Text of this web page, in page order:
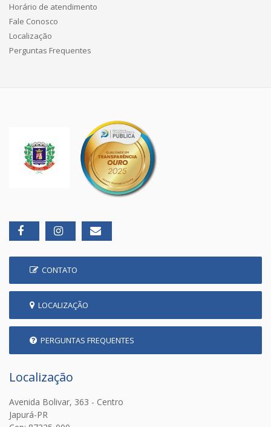
Horário de atendimento
Fale Conosco
Localização
Perguntas Frequentes
CONTATO
LOCALIZAÇÃO
PERGUNTAS FREQUENTES
Localização
Avenida Bolivar, 363 - Centro
Japurá-PR